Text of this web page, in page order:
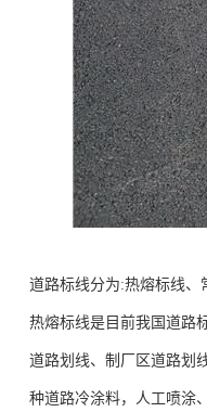
道路标线分为:热熔标线、
热熔标线是目前我国道路
道路划线、制厂区道路划
种道路冷涂料，人工喷涂